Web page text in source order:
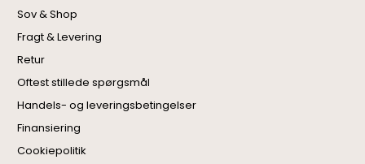
Sov & Shop
Fragt & Levering
Retur
Oftest stillede spørgsmål
Handels- og leveringsbetingelser
Finansiering
Cookiepolitik